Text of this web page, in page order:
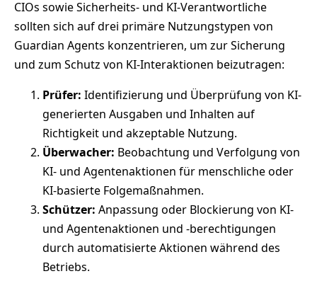
CIOs sowie Sicherheits- und KI-Verantwortliche
sollten sich auf drei primäre Nutzungstypen von
Guardian Agents konzentrieren, um zur Sicherung
und zum Schutz von KI-Interaktionen beizutragen:
Prüfer: Identifizierung und Überprüfung von KI-
generierten Ausgaben und Inhalten auf
Richtigkeit und akzeptable Nutzung.
Überwacher: Beobachtung und Verfolgung von
KI- und Agentenaktionen für menschliche oder
KI-basierte Folgemaßnahmen.
Schützer: Anpassung oder Blockierung von KI-
und Agentenaktionen und -berechtigungen
durch automatisierte Aktionen während des
Betriebs.